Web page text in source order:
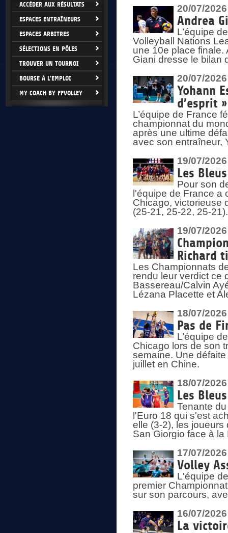
ACCÉDER AUX RÉSULTATS
ESPACES ENTRAÎNEURS
ESPACES ARBITRES
SÉLECTIONS EN PÔLES
TROUVER UN TOURNOI
BOURSE À L'EMPLOI
MY COACH BY FFVOLLEY
20/07/2026
Andrea
L’équipe
Volleyball Nations
une 10e place finale.
Giani dresse le bilan
20/07/2026
Yohann
d’esprit »
L’équipe de France
championnat du
après une ultime
avec son entraîneur,
19/07/2026
Les
Pour son
l'équipe de France a
Chicago, victorieuse
(25-21, 25-22, 25-
19/07/2026
Richard
Les Championnats
rendu leur verdict ce
Bassereau/Calvin
Lézana Placette et
18/07/2026
Pas de
L’équipe
Chicago lors de son
semaine. Une
juillet en Chine.
18/07/2026
Les
Tenante
l'Euro 18 qui s'est
elle (3-2), les
San Giorgio face à la
17/07/2026
Volley
L'équipe
premier
sur son parcours,
16/07/2026
La